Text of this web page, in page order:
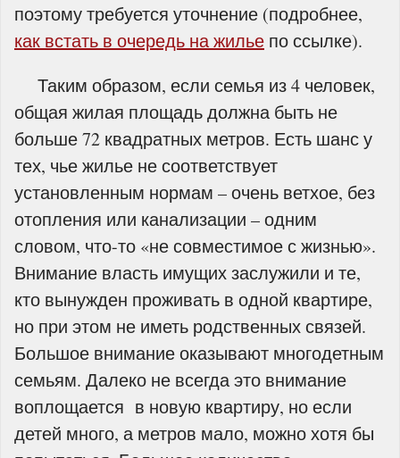
поэтому требуется уточнение (подробнее,
как встать в очередь на жилье по ссылке).
Таким образом, если семья из 4 человек,
общая жилая площадь должна быть не
больше 72 квадратных метров. Есть шанс у
тех, чье жилье не соответствует
установленным нормам – очень ветхое, без
отопления или канализации – одним
словом, что-то «не совместимое с жизнью».
Внимание власть имущих заслужили и те,
кто вынужден проживать в одной квартире,
но при этом не иметь родственных связей.
Большое внимание оказывают многодетным
семьям. Далеко не всегда это внимание
воплощается в новую квартиру, но если
детей много, а метров мало, можно хотя бы